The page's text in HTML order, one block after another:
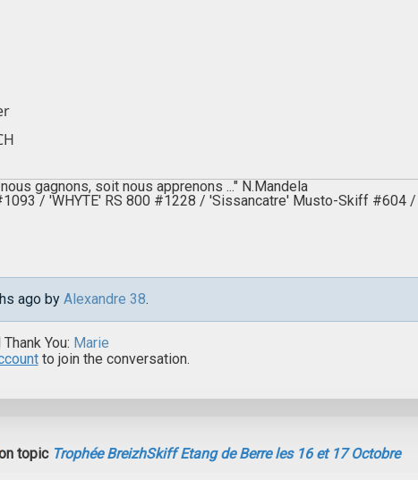
gagnons, soit nous apprenons ..." N.Mandela
/ 'WHYTE' RS 800 #1228 / 'Sissancatre' Musto-Skiff #604
ago by Alexandre 38.
You: Marie
to join the conversation.
topic Trophée BreizhSkiff Etang de Berre les 16 et 17 Octobre